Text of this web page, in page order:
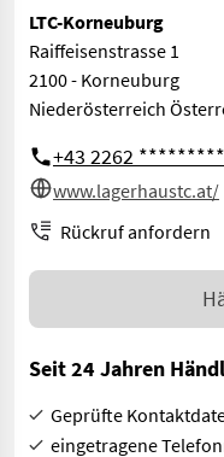
LTC-Korneuburg
Raiffeisenstrasse 1
2100 - Korneuburg
Niederösterreich
+43 2262 *********
www.lagerhaustc.at/
Rückruf anfordern
Seit 24 Jahren
Geprüfte
eingetragene